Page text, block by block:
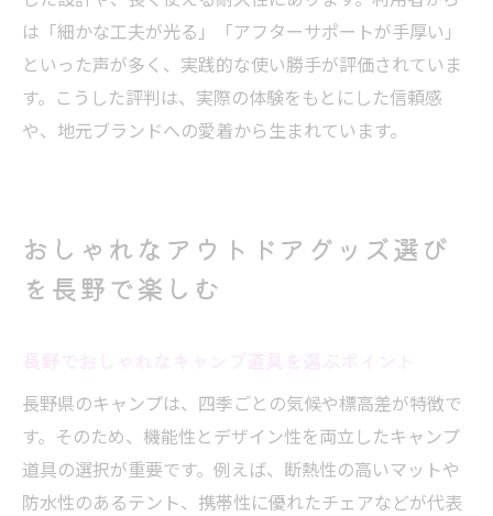
は「細かな工夫が光る」「アフターサポートが手厚い」
といった声が多く、実践的な使い勝手が評価されていま
す。こうした評判は、実際の体験をもとにした信頼感
や、地元ブランドへの愛着から生まれています。
おしゃれなアウトドアグッズ選び
を長野で楽しむ
長野県のキャンプは、四季ごとの気候や標高差が特徴で
す。そのため、機能性とデザイン性を両立したキャンプ
道具の選択が重要です。例えば、断熱性の高いマットや
防水性のあるテント、携帯性に優れたチェアなどが代表